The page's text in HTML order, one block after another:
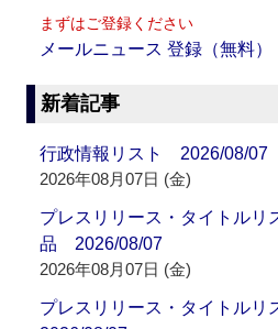
まずはご登録ください
メールニュース 登録（無料）
新着記事
行政情報リスト 2026/08/07
2026年08月07日 (金)
プレスリリース・タイトルリ
品 2026/08/07
2026年08月07日 (金)
プレスリリース・タイトル